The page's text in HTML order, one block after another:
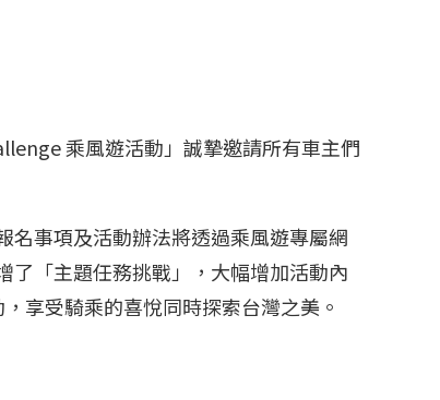
乘風遊活動」誠摯邀請所有車主們
事項及活動辦法將透過乘風遊專屬網
了「主題任務挑戰」，大幅增加活動內
享受騎乘的喜悅同時探索台灣之美。